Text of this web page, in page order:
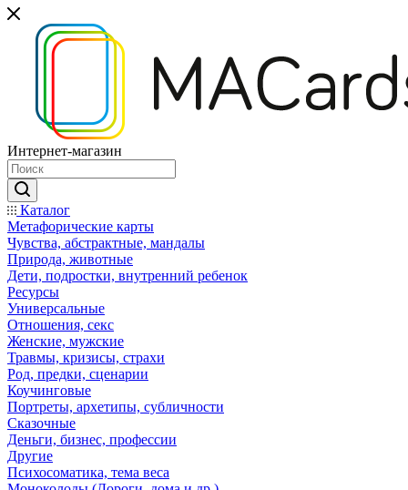
Интернет-магазин
Каталог
Mетафорические карты
Чувства, абстрактные, мандалы
Природа, животные
Дети, подростки, внутренний ребенок
Ресурсы
Универсальные
Отношения, секс
Женские, мужские
Травмы, кризисы, страхи
Род, предки, сценарии
Коучинговые
Портреты, архетипы, субличности
Сказочные
Деньги, бизнес, профессии
Другие
Психосоматика, тема веса